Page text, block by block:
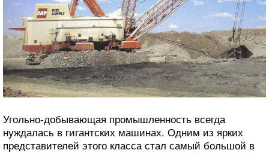
Угольно-добывающая промышленность всегда
нуждалась в гигантских машинах. Одним из ярких
представителей этого класса стал самый большой в